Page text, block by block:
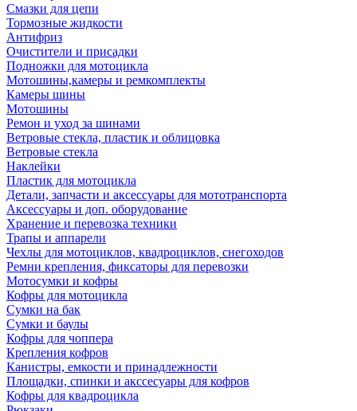
Смазки для цепи
Тормозные жидкости
Антифриз
Очистители и присадки
Подножки для мотоцикла
Мотошины,камеры и ремкомплекты
Камеры шины
Мотошины
Ремон и уход за шинами
Ветровые стекла, пластик и облицовка
Ветровые стекла
Наклейки
Пластик для мотоцикла
Детали, запчасти и аксессуары для мототранспорта
Аксессуары и доп. оборудование
Хранение и перевозка техники
Трапы и аппарели
Чехлы для мотоциклов, квадроциклов, снегоходов
Ремни крепления, фиксаторы для перевозки
Мотосумки и кофры
Кофры для мотоцикла
Сумки на бак
Сумки и баулы
Кофры для чоппера
Крепления кофров
Канистры, емкости и принадлежности
Площадки, спинки и акссесуары для кофров
Кофры для квадроцикла